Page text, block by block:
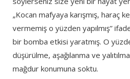
„Kocan mafyaya karışmış, haraç
vermemiş o yüzden yapılmış”
bir bomba etkisi yaratmış. O
düşürülme, aşağılanma ve
mağdur konumuna soktu.